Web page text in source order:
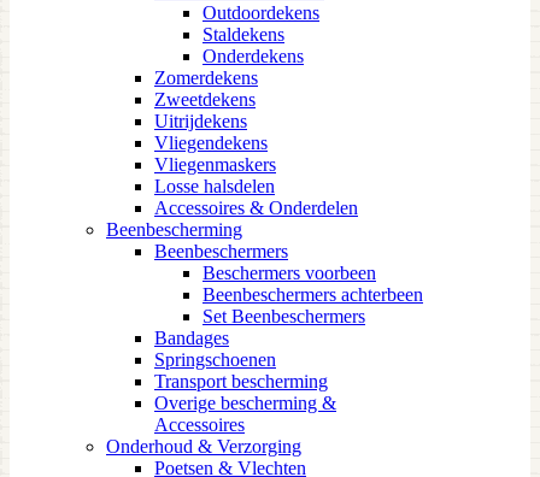
Outdoordekens
Staldekens
Onderdekens
Zomerdekens
Zweetdekens
Uitrijdekens
Vliegendekens
Vliegenmaskers
Losse halsdelen
Accessoires & Onderdelen
Beenbescherming
Beenbeschermers
Beschermers voorbeen
Beenbeschermers achterbeen
Set Beenbeschermers
Bandages
Springschoenen
Transport bescherming
Overige bescherming &
Accessoires
Onderhoud & Verzorging
Poetsen & Vlechten